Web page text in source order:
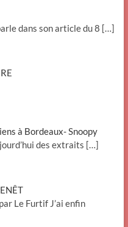
dans son article du 8 […]
à Bordeaux- Snoopy
des extraits […]
Le Furtif J’ai enfin